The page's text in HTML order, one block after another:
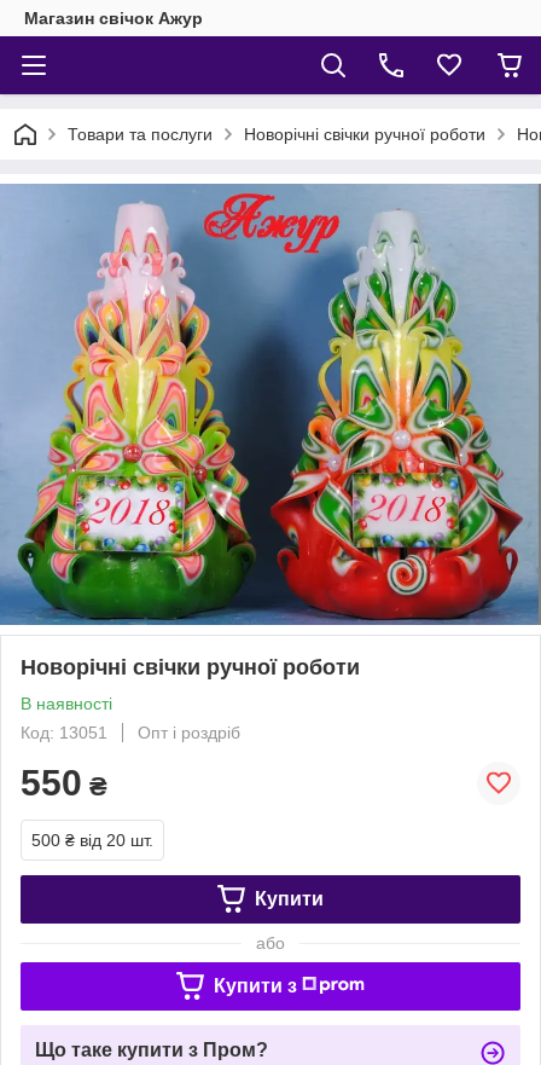
Магазин свічок Ажур
Товари та послуги Новорічні свічки ручної роботи
Новорічні свічки ручної роботи
В наявності
Код: 13051
Опт і роздріб
550 ₴
500 ₴ від 20 шт.
Купити
або
Купити з
Що таке купити з Пром?